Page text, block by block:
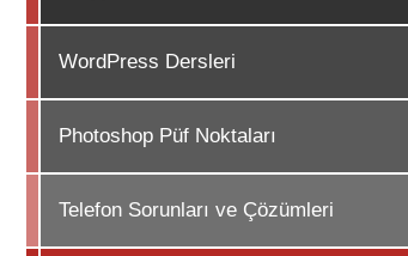
WordPress Dersleri
Photoshop Püf Noktaları
Telefon Sorunları ve Çözümleri